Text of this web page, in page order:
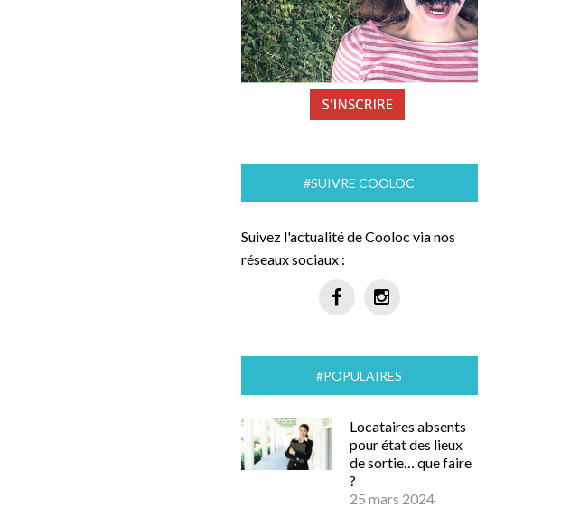
#SUIVRE COOLOC
Suivez l'actualité de Cooloc via nos
réseaux sociaux :
#POPULAIRES
Locataires absents
pour état des lieux
de sortie… que faire
?
25 mars 2024